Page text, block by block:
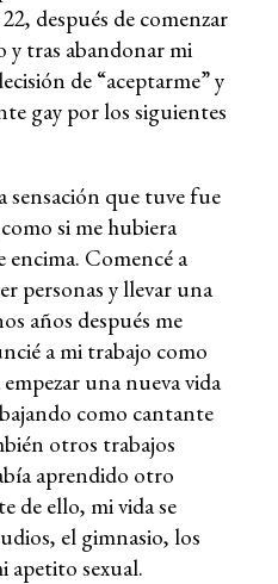
después de comenzar
y tras abandonar mi
de “aceptarme” y
gay por los siguientes
sensación que tuve fue
si me hubiera
Comencé a
personas y llevar una
años después me
a mi trabajo como
una nueva vida
como cantante
otros trabajos
aprendido otro
de ello, mi vida se
el gimnasio, los
apetito sexual.